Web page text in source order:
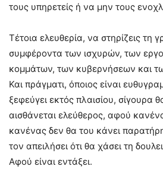
τους υπηρετείς ή να μην τους
Τέτοια ελευθερία, να στηρίζεις τη
συμφέροντα των ισχυρών, των
κομμάτων, των κυβερνήσεων και
Και πράγματι, όποιος είναι
ξεφεύγει εκτός πλαισίου, σίγουρα
αισθάνεται ελεύθερος, αφού
κανένας δεν θα του κάνει
τον απειλήσει ότι θα χάσει τη
Αφού είναι εντάξει.